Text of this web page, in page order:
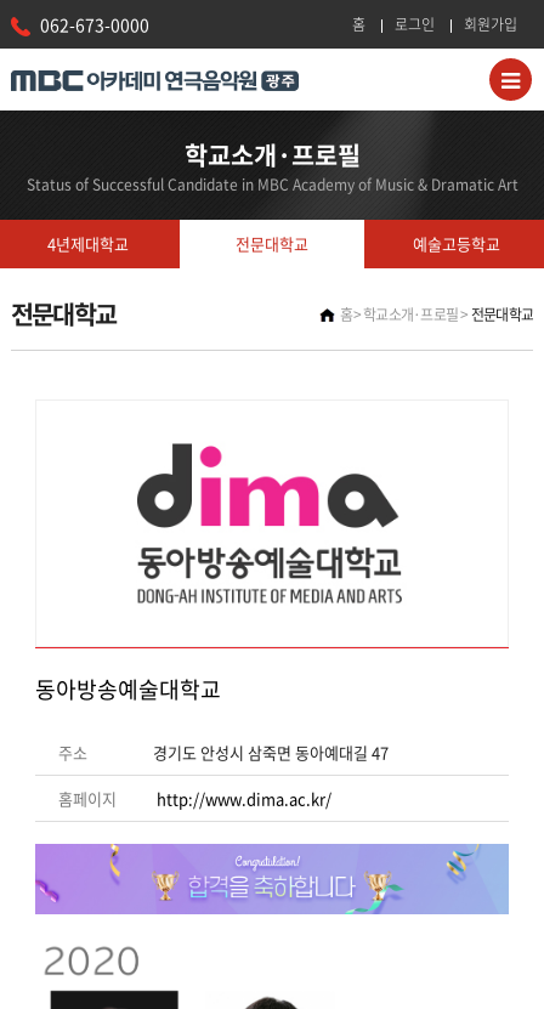
062-673-0000 홈 로그인 회원가입
학교소개·프로필
Status of Successful Candidate in MBC Academy of Music & Dramatic Art
4년제대학교 전문대학교 예술고등학교
전문대학교 홈 학교소개·프로필 전문대학교
동아방송예술대학교
주소
경기도 안성시 삼죽면 동아예대길 47
홈페이지
http://www.dima.ac.kr/